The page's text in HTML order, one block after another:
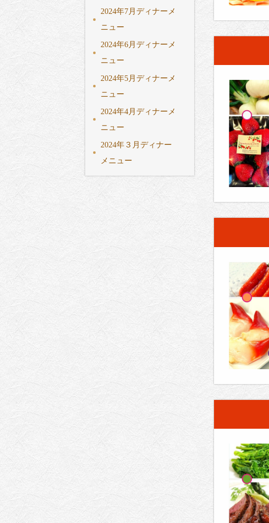
2024年7月ディナーメ
ニュー
2024年6月ディナーメ
ニュー
2024年5月ディナーメ
ニュー
2024年4月ディナーメ
ニュー
2024年３月ディナー
メニュー